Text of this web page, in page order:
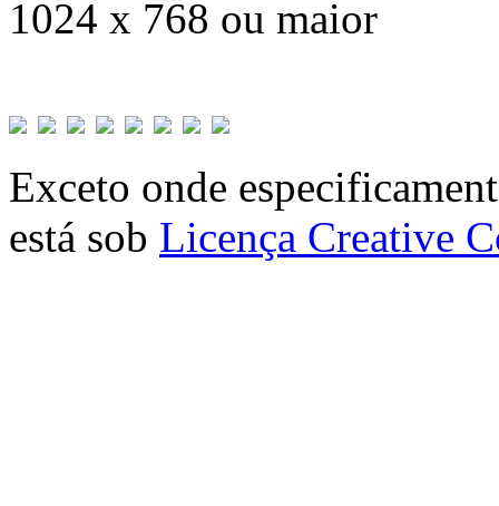
1024 x 768 ou maior
Exceto onde
está sob Licença Creative